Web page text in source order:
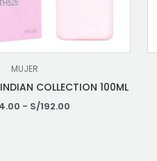
MUJER
COLLECTION 100ML
- S/192.00